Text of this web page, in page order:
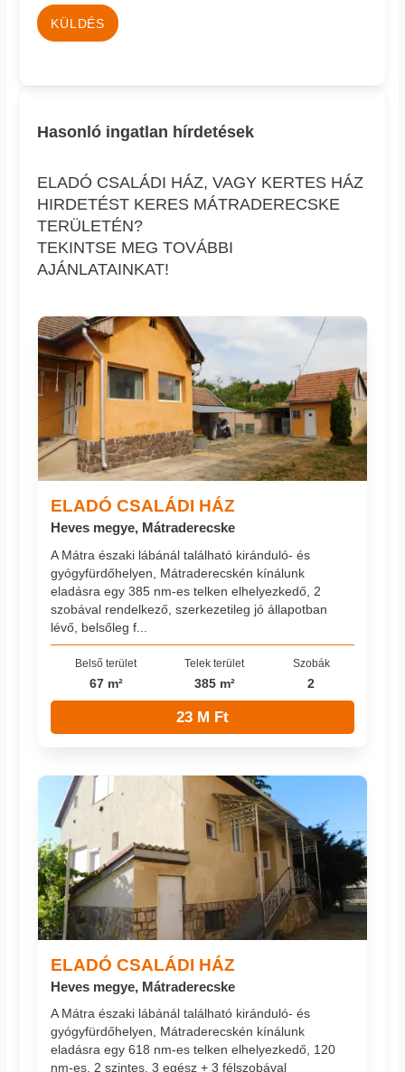
KÜLDÉS
Hasonló ingatlan hírdetések
ELADÓ CSALÁDI HÁZ, VAGY KERTES HÁZ
HIRDETÉST KERES MÁTRADERECSKE
TERÜLETÉN?
TEKINTSE MEG TOVÁBBI
AJÁNLATAINKAT!
ELADÓ CSALÁDI HÁZ
Heves megye, Mátraderecske
A Mátra északi lábánál található kiránduló- és
gyógyfürdőhelyen, Mátraderecskén kínálunk
eladásra egy 385 nm-es telken elhelyezkedő, 2
szobával rendelkező, szerkezetileg jó állapotban
lévő, belsőleg f...
Belső terület
67 m²
Telek terület
385 m²
Szobák
2
23 M Ft
ELADÓ CSALÁDI HÁZ
Heves megye, Mátraderecske
A Mátra északi lábánál található kiránduló- és
gyógyfürdőhelyen, Mátraderecskén kínálunk
eladásra egy 618 nm-es telken elhelyezkedő, 120
nm-es, 2 szintes, 3 egész + 3 félszobával